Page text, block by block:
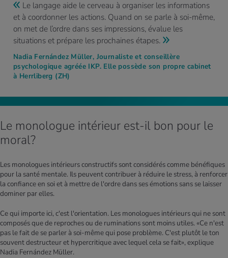
Le langage aide le cerveau à organiser les informations
et à coordonner les actions. Quand on se parle à soi-même,
on met de l’ordre dans ses impressions, évalue les
situations et prépare les prochaines étapes.
Nadia Fernández Müller, Journaliste et conseillère
psychologique agréée IKP. Elle possède son propre cabinet
à Herrliberg (ZH)
Le monologue intérieur est-il bon pour le
moral?
Les monologues intérieurs constructifs sont considérés comme bénéfiques
pour la santé mentale. Ils peuvent contribuer à réduire le stress, à renforcer
la confiance en soi et à mettre de l'ordre dans ses émotions sans se laisser
dominer par elles.
Ce qui importe ici, c'est l'orientation. Les monologues intérieurs qui ne sont
composés que de reproches ou de ruminations sont moins utiles. «Ce n'est
pas le fait de se parler à soi-même qui pose problème. C'est plutôt le ton
souvent destructeur et hypercritique avec lequel cela se fait», explique
Nadia Fernández Müller.